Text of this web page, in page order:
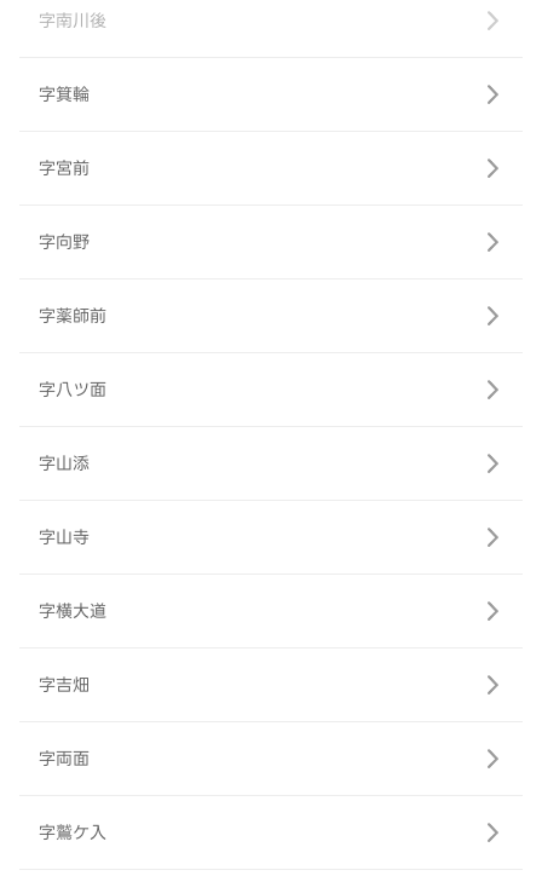
字南川後
字箕輪
字宮前
字向野
字薬師前
字八ツ面
字山添
字山寺
字横大道
字吉畑
字両面
字鷲ケ入